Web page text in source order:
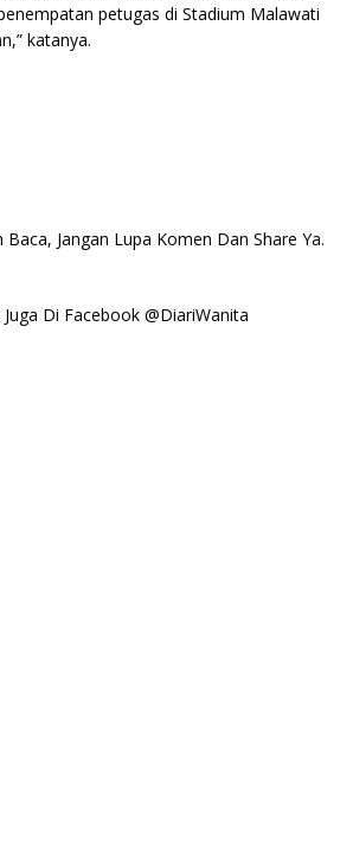
petugas di Stadium Malawati
katanya.
Baca, Jangan Lupa Komen Dan Share Ya.
Di Facebook @DiariWanita